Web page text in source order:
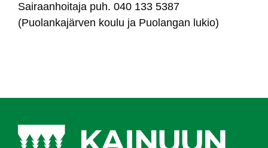
Sai­raan­hoi­ta­ja puh. 040 133 5387
(Puo­lan­ka­jär­ven kou­lu ja Puo­lan­gan lu­kio)